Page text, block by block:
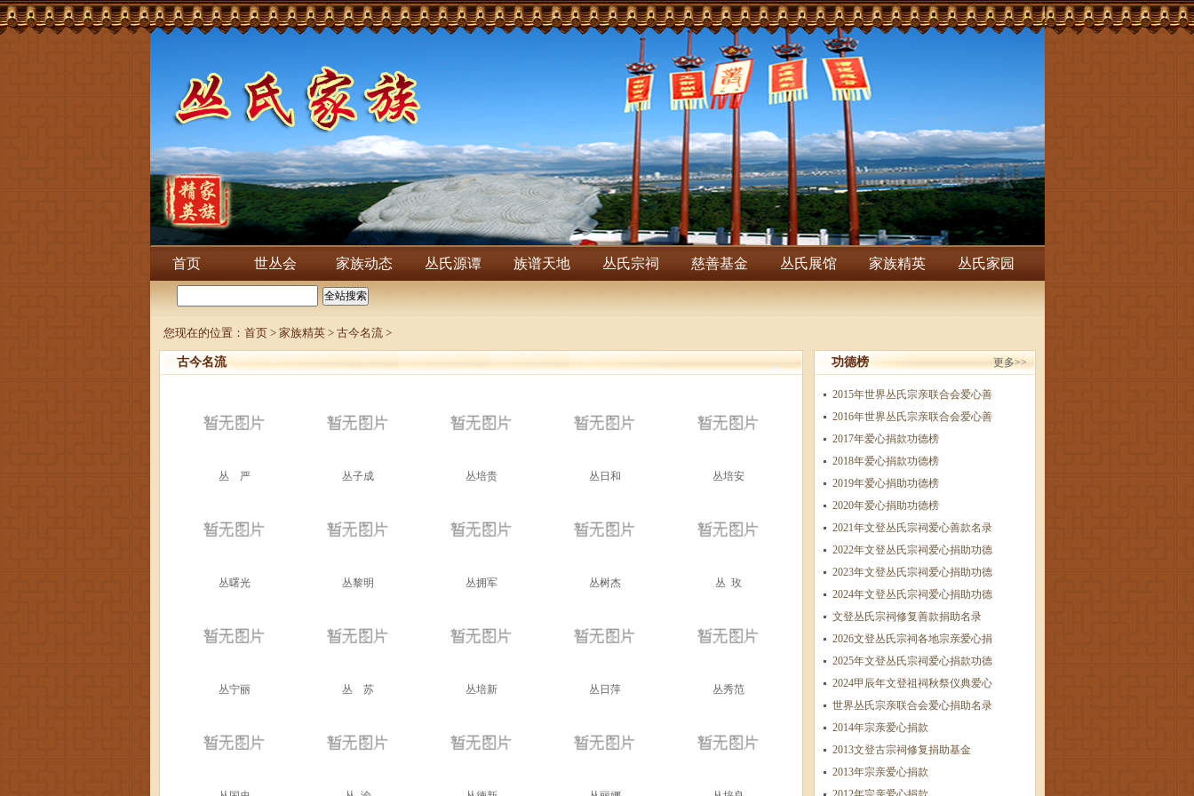
首页 世丛会 家族动态 丛氏源谭 族谱天地 丛氏宗祠 慈善基金 丛氏展馆 家族精英 丛氏家园
您现在的位置： 首页> 家族精英> 古今名流>
古今名流
丛 严 丛子成 丛培贵 丛日和 丛培安
丛曙光 丛黎明 丛拥军 丛树杰 丛 玫
丛宁丽 丛 苏 丛培新 丛日萍 丛秀范
功德榜 更多>>
2015年世界丛氏宗亲联合会爱心善
2016年世界丛氏宗亲联合会爱心善
2017年爱心捐款功德榜
​2018年爱心捐款功德榜
2019年爱心捐助功德榜
2020年爱心捐助功德榜
2021年文登丛氏宗祠爱心善款名录
2022年文登丛氏宗祠爱心捐助功德
2023年文登丛氏宗祠爱心捐助功德
2024年文登丛氏宗祠爱心捐助功德
文登丛氏宗祠修复善款捐助名录
2026文登丛氏宗祠各地宗亲爱心捐
2025年文登丛氏宗祠爱心捐款功德
2024甲辰年文登祖祠秋祭仪典爱心
世界丛氏宗亲联合会爱心捐助名录
2014年宗亲爱心捐款
2013文登古宗祠修复捐助基金
2013年宗亲爱心捐款